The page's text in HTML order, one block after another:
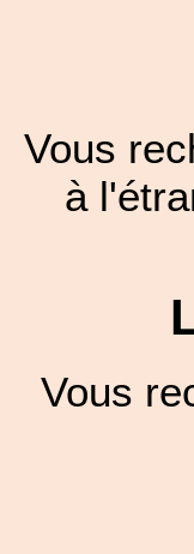
Vous
à
Vous